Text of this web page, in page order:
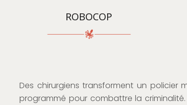
ROBOCOP
Des chirurgiens transforment un policier
programmé pour combattre la